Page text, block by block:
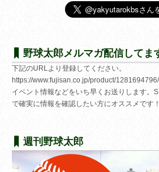
野球太郎メルマガ配信してま
下記のURLより登録してください。
https://www.fujisan.co.jp/product/
イベント情報などをいち早くお送りします。
で確実に情報を確認したい方にオススメです！
週刊野球太郎